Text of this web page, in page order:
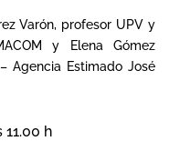
Varón, profesor UPV y
y Elena Gómez
Agencia Estimado José
h